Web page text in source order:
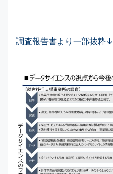
調査報告書より一部抜粋↓